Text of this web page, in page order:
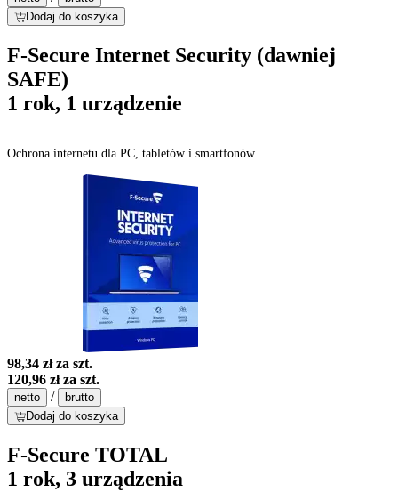
Dodaj do koszyka
F-Secure Internet Security (dawniej
SAFE)
1 rok, 1 urządzenie
Ochrona internetu dla PC, tabletów i smartfonów
98,34 złza szt.
120,96 złza szt.
netto /
brutto
Dodaj do koszyka
F-Secure TOTAL
1 rok, 3 urządzenia